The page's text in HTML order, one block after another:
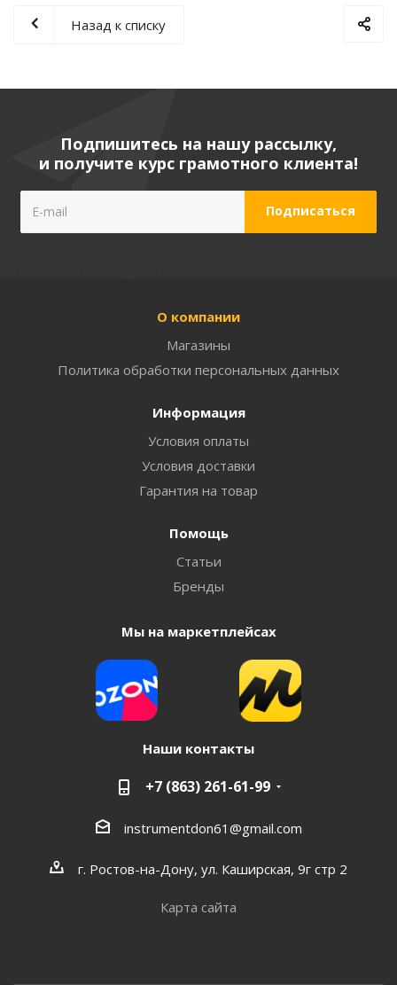
Назад к списку
Подпишитесь на нашу рассылку,
и получите курс грамотного клиента!
О компании
Магазины
Политика обработки персональных данных
Информация
Условия оплаты
Условия доставки
Гарантия на товар
Помощь
Статьи
Бренды
Мы на маркетплейсах
Наши контакты
+7 (863) 261-61-99
instrumentdon61@gmail.com
г. Ростов-на-Дону, ул. Каширская, 9г стр 2
Карта сайта